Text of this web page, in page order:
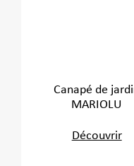
Canapé de
MARIOLU
Découvrir